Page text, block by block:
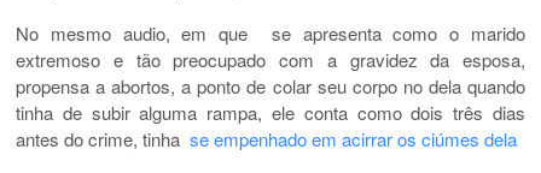
No mesmo audio, em que se apresenta como o marido
extremoso e tão preocupado com a gravidez da esposa,
propensa a abortos, a ponto de colar seu corpo no dela quando
tinha de subir alguma rampa, ele conta como dois três dias
antes do crime, tinha se empenhado em acirrar os ciúmes dela